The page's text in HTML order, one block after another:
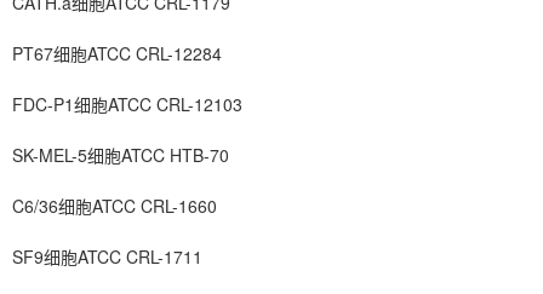
PT67细胞ATCC CRL-12284
FDC-P1细胞ATCC CRL-12103
SK-MEL-5细胞ATCC HTB-70
C6/36细胞ATCC CRL-1660
SF9细胞ATCC CRL-1711